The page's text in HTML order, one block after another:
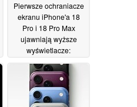
Pierwsze ochraniacze
ekranu iPhone'a 18
Pro i 18 Pro Max
ujawniają wyższe
wyświetlacze:
Nadchodzi 7-calowy
iPhone?23/05/2026